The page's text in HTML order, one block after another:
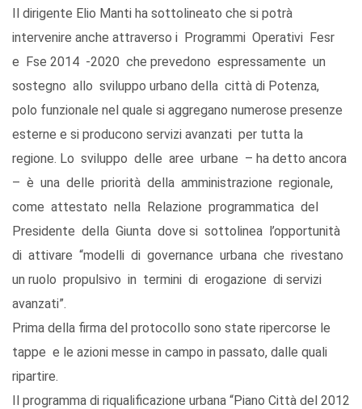
Il dirigente Elio Manti ha sottolineato che si potrà
intervenire anche attraverso i Programmi Operativi Fesr
e Fse 2014 -2020 che prevedono espressamente un
sostegno allo sviluppo urbano della città di Potenza,
polo funzionale nel quale si aggregano numerose presenze
esterne e si producono servizi avanzati per tutta la
regione. Lo sviluppo delle aree urbane – ha detto ancora
– è una delle priorità della amministrazione regionale,
come attestato nella Relazione programmatica del
Presidente della Giunta dove si sottolinea l’opportunità
di attivare “modelli di governance urbana che rivestano
un ruolo propulsivo in termini di erogazione di servizi
avanzati”.
Prima della firma del protocollo sono state ripercorse le
tappe e le azioni messe in campo in passato, dalle quali
ripartire.
Il programma di riqualificazione urbana “Piano Città del 2012